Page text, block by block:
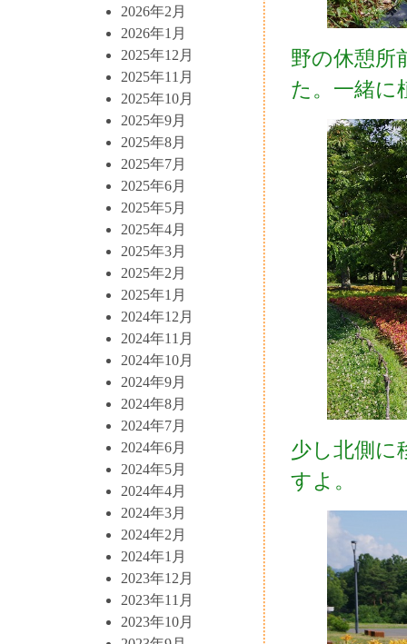
2026年2月
2026年1月
2025年12月
2025年11月
2025年10月
2025年9月
2025年8月
2025年7月
2025年6月
2025年5月
2025年4月
2025年3月
2025年2月
2025年1月
2024年12月
2024年11月
2024年10月
2024年9月
2024年8月
2024年7月
2024年6月
2024年5月
2024年4月
2024年3月
2024年2月
2024年1月
2023年12月
2023年11月
2023年10月
野の休憩所
た。一緒に
少し北側に
すよ。